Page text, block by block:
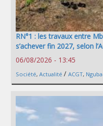
RN°1 : les travaux entre
s’achever fin 2027, selon
06/08/2026 - 13:45
Société, Actualité / ACGT,